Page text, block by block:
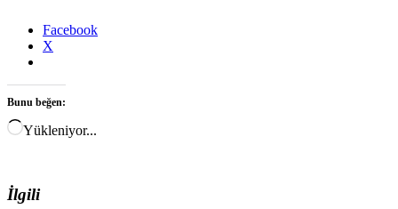
Facebook
X
Bunu beğen:
Yükleniyor...
İlgili